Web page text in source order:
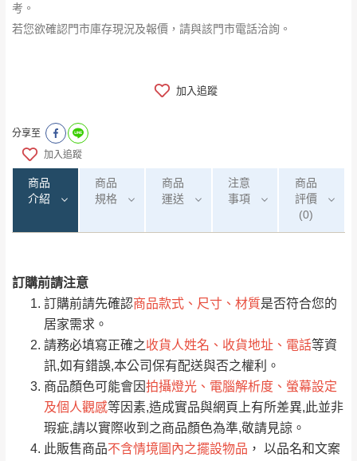
考。
若您欲確認門市庫存現況及報價，請與該門市電話洽詢。
加入追蹤
分享至
加入追蹤
商品
介紹
商品
規格
商品
運送
注意
事項
商品
評價
(0)
訂購前請注意
訂購前請先確認商品款式、尺寸、材質是否符合您的
居家需求。
請務必填寫正確之收貨人姓名、收貨地址、電話等資
訊,如有錯誤,本公司保有配送與否之權利。
商品顏色可能會因拍攝燈光、電腦解析度、螢幕設定
及個人觀感等因素,造成實品與網頁上有所差異,此並非
瑕疵,請以實際收到之商品顏色為準,敬請見諒。
此販售商品不含情境圖內之擺設物品 ， 以品名和文案
運 費 說 明
運送地區 運送費用
偏遠地區
（請先線上詢問 LINE
→@dershin ）
桃園 復興鄉
注意事項：
由於品項繁多，網頁無法及時更新，如有需
要購買商品，請於出發前來電或到「官方
Line客服」來信確認商品是否有「現貨」與
「金額」。
若商品價格或庫存有異常，商家有權取消訂
單。部分網路商品恕無法更改原設計或客製，敬請
見諒！
0/5 (0)筆
全部 依評論高至低排列
依評論低至高排列 只顯示附上圖片
只顯示附上評論